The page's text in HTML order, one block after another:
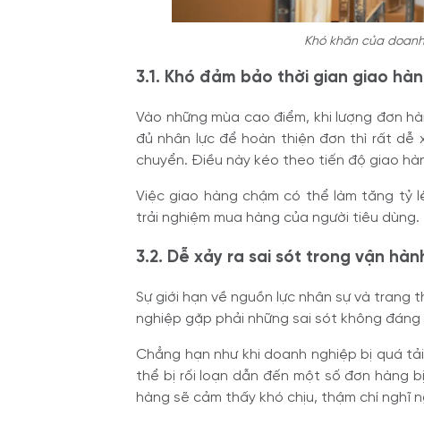
Khó khăn của
3.1. Khó đảm bảo thời gian giao
Vào những mùa cao điểm, khi lượng đơn
đủ nhân lực để hoàn thiện đơn thì rất dễ
chuyển. Điều này kéo theo tiến độ giao
Việc giao hàng chậm có thể làm tăng tỷ
trải nghiệm mua hàng của người tiêu dùng.
3.2. Dễ xảy ra sai sót trong vận
Sự giới hạn về nguồn lực nhân sự và trang
nghiệp gặp phải những sai sót không đáng
Chẳng hạn như khi doanh nghiệp bị quá
thể bị rối loạn dẫn đến một số đơn hàng
hàng sẽ cảm thấy khó chịu, thậm chí nghĩ